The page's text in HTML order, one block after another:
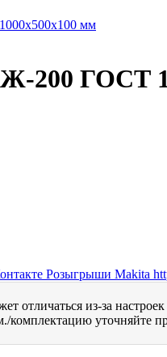
200 ГОСТ
Розыгрыши Makita
отличаться из-за
комплектацию уточняйте